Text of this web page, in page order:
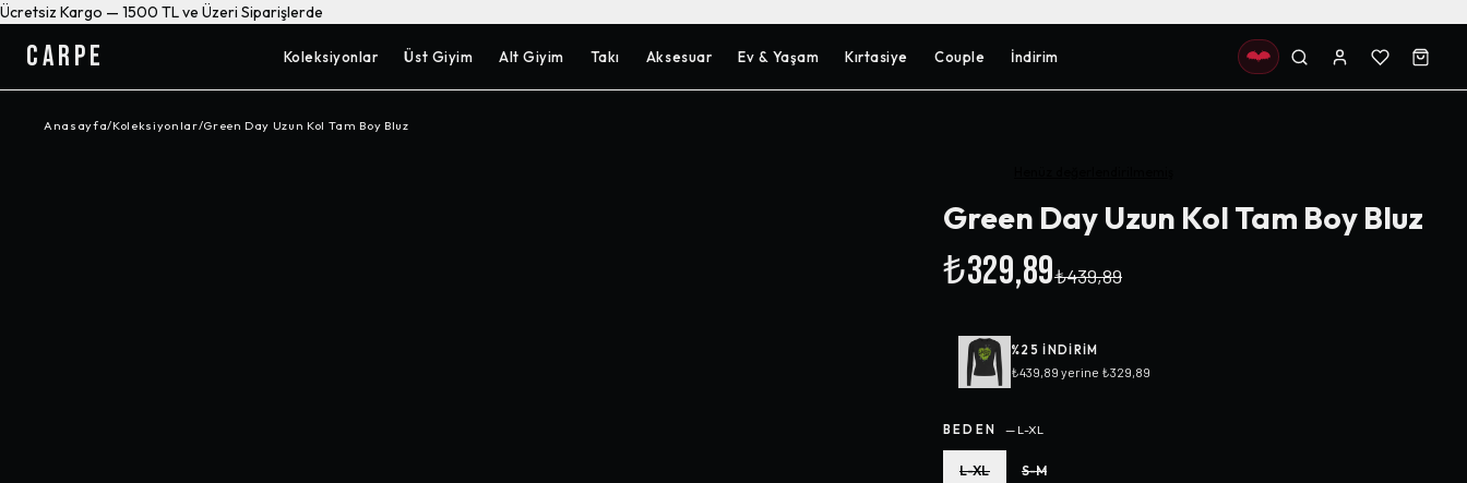
Ücretsiz Kargo — 1500 TL ve Üzeri Siparişlerde
CARPE Koleksiyonlar Üst Giyim Alt Giyim Takı Aksesuar Ev & Yaşam Kırtasiye Couple İndirim
Anasayfa/Koleksiyonlar/Green Day Uzun Kol Tam Boy Bluz
Green Day Uzun Kol Tam Boy Bluz
₺329,89₺439,89
%25 INDIRIM
₺439,89 yerine ₺329,89
BEDEN — L-XL
L-XL S-M